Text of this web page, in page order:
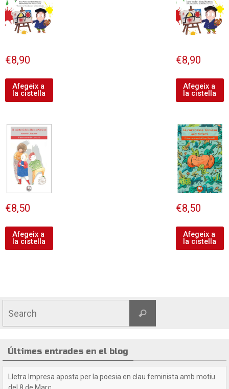
€8,90
Afegeix a
la cistella
€8,90
Afegeix a
la cistella
€8,50
Afegeix a
la cistella
€8,50
Afegeix a
la cistella
Últimes entrades en el blog
Crida a les lectores i lectors de Lletra Impresa